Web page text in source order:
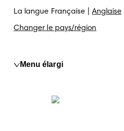
La langue Française Anglaise
Changer le pays/région
Menu élargi